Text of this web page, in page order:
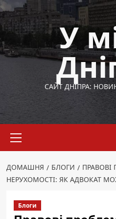
Перейти
до
вмісту
У
САЙТ ДНІПРА:
меню
ДОМАШНЯ БЛОГИ
ПРАВОВІ
НЕРУХОМОСТІ: ЯК АДВОКАТ
Блоги